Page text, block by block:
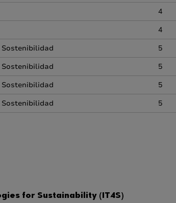
4
4
Sostenibilidad
5
Sostenibilidad
5
Sostenibilidad
5
Sostenibilidad
5
for Sustainability (IT4S)